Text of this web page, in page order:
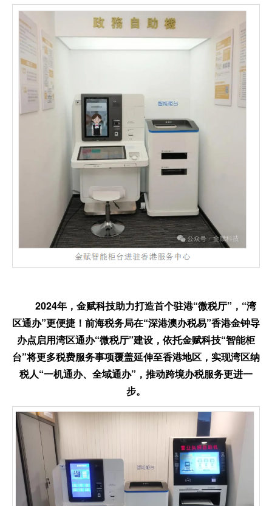
2024年，金赋科技助力打造首个驻港“微税厅”，“湾
区通办”更便捷！前海税务局在“深港澳办税易”香港金钟导
办点启用湾区通办“微税厅”建设，依托金赋科技“智能柜
台”将更多税费服务事项覆盖延伸至香港地区，实现湾区纳
税人“一机通办、全域通办”，推动跨境办税服务更进一
步。